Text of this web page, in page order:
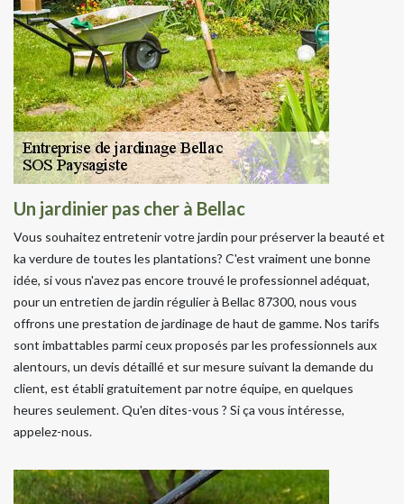
Un jardinier pas cher à Bellac
Vous souhaitez entretenir votre jardin pour préserver la beauté et
ka verdure de toutes les plantations? C'est vraiment une bonne
idée, si vous n'avez pas encore trouvé le professionnel adéquat,
pour un entretien de jardin régulier à Bellac 87300, nous vous
offrons une prestation de jardinage de haut de gamme. Nos tarifs
sont imbattables parmi ceux proposés par les professionnels aux
alentours, un devis détaillé et sur mesure suivant la demande du
client, est établi gratuitement par notre équipe, en quelques
heures seulement. Qu'en dites-vous ? Si ça vous intéresse,
appelez-nous.